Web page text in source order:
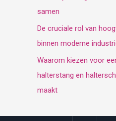
samen
De cruciale rol van
binnen moderne
Waarom kiezen voor
halterstang en
maakt